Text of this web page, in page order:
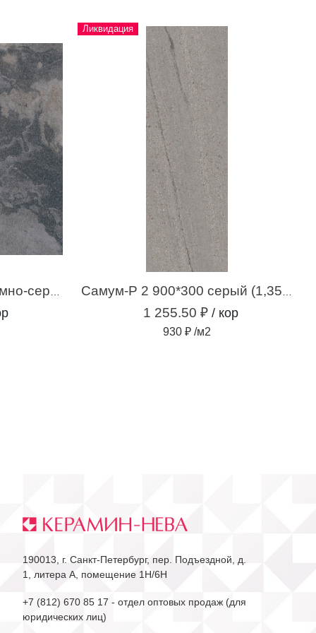
Ликвидация
1 255.50 ₽ / кор
930 ₽ /м2
190013, г. Санкт-Петербург, пер. Подъездной, д.
1, литера А, помещение 1Н/6Н
+7 (812) 670 85 17 - отдел оптовых продаж (для
юридических лиц)